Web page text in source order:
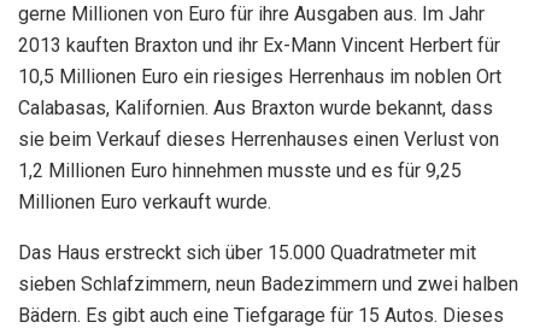
gerne Millionen von Euro für ihre Ausgaben aus. Im Jahr
2013 kauften Braxton und ihr Ex-Mann Vincent Herbert für
10,5 Millionen Euro ein riesiges Herrenhaus im noblen Ort
Calabasas, Kalifornien. Aus Braxton wurde bekannt, dass
sie beim Verkauf dieses Herrenhauses einen Verlust von
1,2 Millionen Euro hinnehmen musste und es für 9,25
Millionen Euro verkauft wurde.
Das Haus erstreckt sich über 15.000 Quadratmeter mit
sieben Schlafzimmern, neun Badezimmern und zwei halben
Bädern. Es gibt auch eine Tiefgarage für 15 Autos. Dieses